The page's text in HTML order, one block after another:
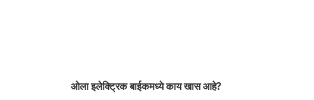
ओला इलेक्ट्रिक बाईकमध्ये काय खास आहे?